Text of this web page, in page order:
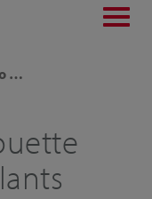
Jolie déco de chouette avec effets scintillants